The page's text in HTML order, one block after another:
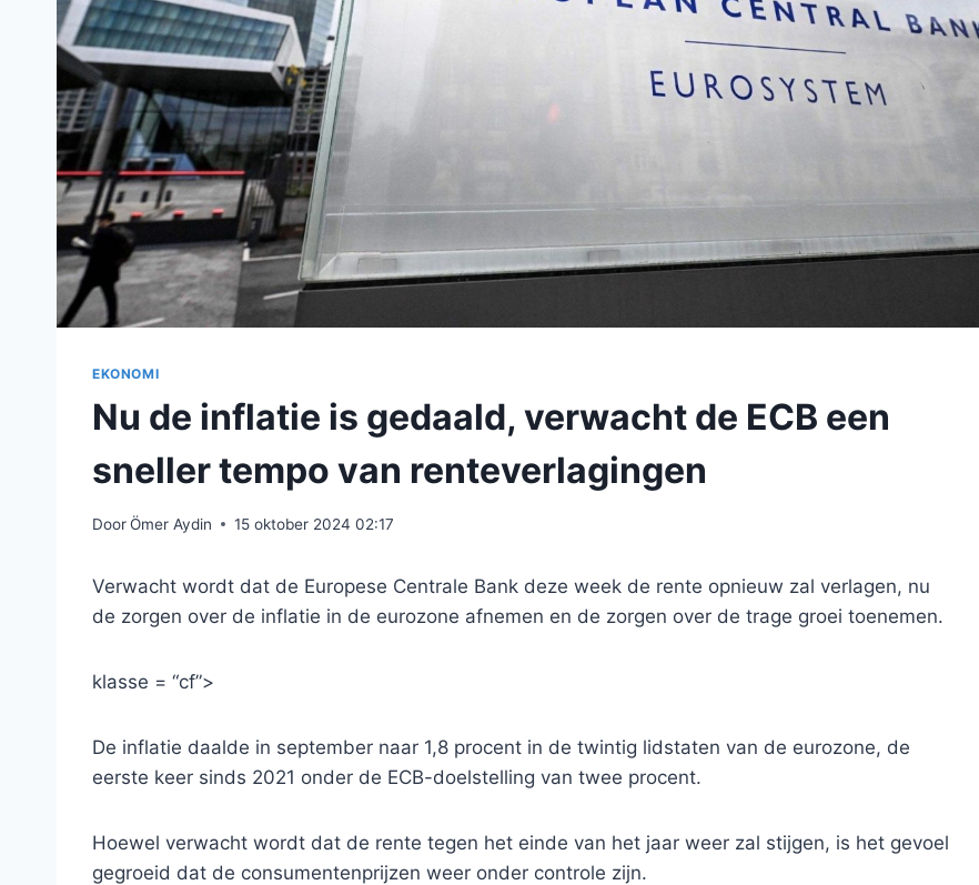
EKONOMI
Nu de inflatie is gedaald, verwacht de ECB een
sneller tempo van renteverlagingen
DoorÖmer Aydin 15 oktober 2024 02:17
Verwacht wordt dat de Europese Centrale Bank deze week de rente opnieuw zal verlagen, nu
de zorgen over de inflatie in de eurozone afnemen en de zorgen over de trage groei toenemen.
klasse = “cf”>
De inflatie daalde in september naar 1,8 procent in de twintig lidstaten van de eurozone, de
eerste keer sinds 2021 onder de ECB-doelstelling van twee procent.
Hoewel verwacht wordt dat de rente tegen het einde van het jaar weer zal stijgen, is het gevoel
gegroeid dat de consumentenprijzen weer onder controle zijn.